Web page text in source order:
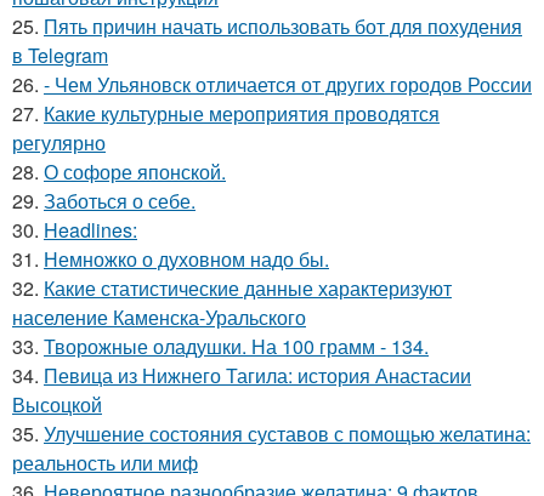
25. Пять причин начать использовать бот для похудения
в Telegram
26. - Чем Ульяновск отличается от других городов России
27. Какие культурные мероприятия проводятся
регулярно
28. О софоре японской.
29. Заботься о себе.
30. Headlines:
31. Немножко о духовном надо бы.
32. Какие статистические данные характеризуют
население Каменска-Уральского
33. Творожные оладушки. На 100 грамм - 134.
34. Певица из Нижнего Тагила: история Анастасии
Высоцкой
35. Улучшение состояния суставов с помощью желатина:
реальность или миф